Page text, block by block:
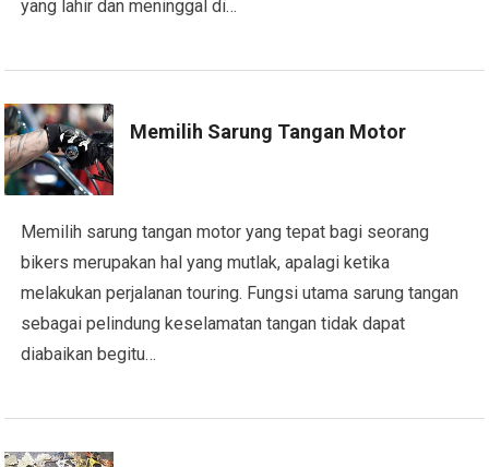
yang lahir dan meninggal di…
Memilih Sarung Tangan Motor
Memilih sarung tangan motor yang tepat bagi seorang
bikers merupakan hal yang mutlak, apalagi ketika
melakukan perjalanan touring. Fungsi utama sarung tangan
sebagai pelindung keselamatan tangan tidak dapat
diabaikan begitu…